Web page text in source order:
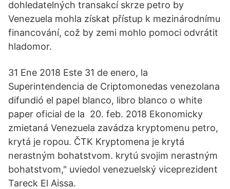
dohledatelných transakcí skrze petro by
Venezuela mohla získat přístup k mezinárodnímu
financování, což by zemi mohlo pomoci odvrátit
hladomor.
31 Ene 2018 Este 31 de enero, la
Superintendencia de Criptomonedas venezolana
difundió el papel blanco, libro blanco o white
paper oficial de la 20. feb. 2018 Ekonomicky
zmietaná Venezuela zavádza kryptomenu petro,
krytá je ropou. ČTK Kryptomena je krytá
nerastným bohatstvom. krytú svojim nerastným
bohatstvom," uviedol venezuelský viceprezident
Tareck El Aissa.